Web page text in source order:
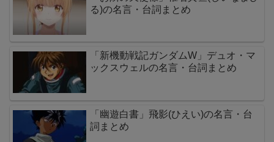
る)の名言・台詞まとめ
「新機動戦記ガンダムW」デュオ・マ
ックスウェルの名言・台詞まとめ
「幽遊白書」飛影(ひえい)の名言・台
詞まとめ